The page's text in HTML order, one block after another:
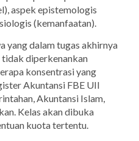
aspek epistemologis
(kemanfaatan).
yang dalam tugas akhirnya
diperkenankan
konsentrasi yang
Akuntansi FBE UII
Akuntansi Islam,
Kelas akan dibuka
kuota tertentu.